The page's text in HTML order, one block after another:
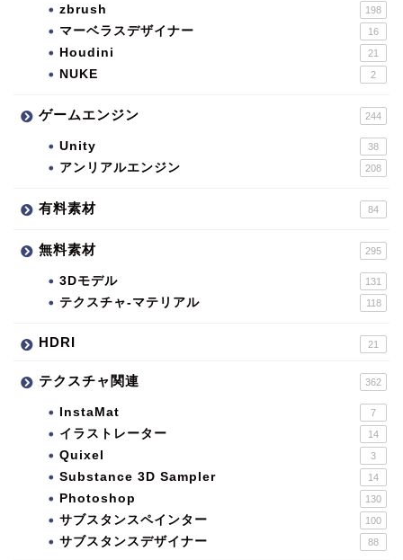
zbrush 198
マーベラスデザイナー 16
Houdini 21
NUKE 2
ゲームエンジン 244
Unity 38
アンリアルエンジン 208
有料素材 84
無料素材 295
3Dモデル 131
テクスチャ-マテリアル 118
HDRI 21
テクスチャ関連 362
InstaMat 7
イラストレーター 14
Quixel 3
Substance 3D Sampler 14
Photoshop 130
サブスタンスペインター 100
サブスタンスデザイナー 88